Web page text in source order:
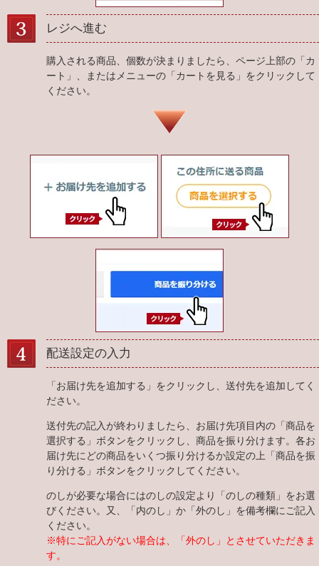
レジへ進む
購入される商品、個数が決まりましたら、ページ上部の「カ
ート」、またはメニューの「カートを見る」をクリックして
ください。
配送設定の入力
「お届け先を追加する」をクリックし、送付先を追加してく
ださい。
送付先の記入が終わりましたら、お届け先項目内の「商品を
選択する」ボタンをクリックし、商品を振り分けます。各お
届け先にどの商品をいくつ振り分けるか設定の上「商品を振
り分ける」ボタンをクリックしてください。
のしが必要な場合にはのしの設定より「のしの種類」をお選
びください。又、「内のし」か「外のし」を備考欄にご記入
ください。
※特にご記入がない場合は、「外のし」とさせていただきま
す。